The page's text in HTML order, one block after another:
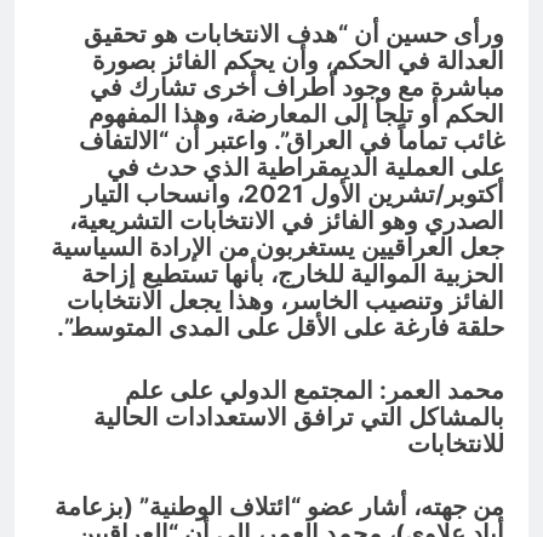
ورأى حسين أن “هدف الانتخابات هو تحقيق
العدالة في الحكم، وأن يحكم الفائز بصورة
مباشرة مع وجود أطراف أخرى تشارك في
الحكم أو تلجأ إلى المعارضة، وهذا المفهوم
غائب تماماً في العراق”. واعتبر أن “الالتفاف
على العملية الديمقراطية الذي حدث في
أكتوبر/تشرين الأول 2021، وانسحاب التيار
الصدري وهو الفائز في الانتخابات التشريعية،
جعل العراقيين يستغربون من الإرادة السياسية
الحزبية الموالية للخارج، بأنها تستطيع إزاحة
الفائز وتنصيب الخاسر، وهذا يجعل الانتخابات
حلقة فارغة على الأقل على المدى المتوسط”.
محمد العمر: المجتمع الدولي على علم
بالمشاكل التي ترافق الاستعدادات الحالية
للانتخابات
من جهته، أشار عضو “ائتلاف الوطنية” (بزعامة